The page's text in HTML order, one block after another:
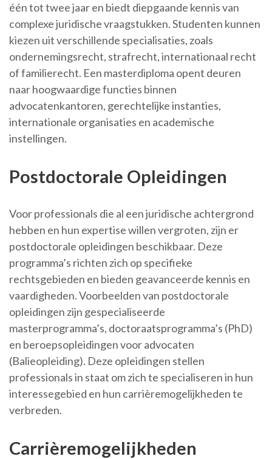
één tot twee jaar en biedt diepgaande kennis van
complexe juridische vraagstukken. Studenten kunnen
kiezen uit verschillende specialisaties, zoals
ondernemingsrecht, strafrecht, internationaal recht
of familierecht. Een masterdiploma opent deuren
naar hoogwaardige functies binnen
advocatenkantoren, gerechtelijke instanties,
internationale organisaties en academische
instellingen.
Postdoctorale Opleidingen
Voor professionals die al een juridische achtergrond
hebben en hun expertise willen vergroten, zijn er
postdoctorale opleidingen beschikbaar. Deze
programma’s richten zich op specifieke
rechtsgebieden en bieden geavanceerde kennis en
vaardigheden. Voorbeelden van postdoctorale
opleidingen zijn gespecialiseerde
masterprogramma’s, doctoraatsprogramma’s (PhD)
en beroepsopleidingen voor advocaten
(Balieopleiding). Deze opleidingen stellen
professionals in staat om zich te specialiseren in hun
interessegebied en hun carrièremogelijkheden te
verbreden.
Carrièremogelijkheden